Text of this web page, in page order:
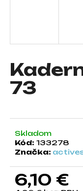
73
Skladom
Kód: 133278
Značka:
6,10 €
?
O
d
p
o